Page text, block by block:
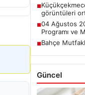
■
görüntüleri
■04 Ağustos
Programı ve
■Bahçe
Güncel